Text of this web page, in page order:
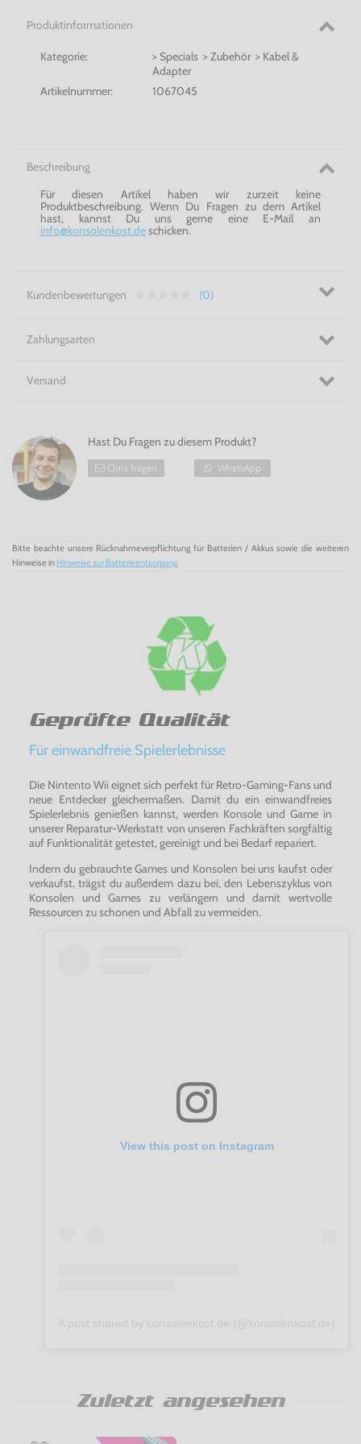
Produktinformationen
Kategorie:
> Specials > Zubehör > Kabel &
Adapter
Artikelnummer:
1067045
Beschreibung
Für diesen Artikel haben wir zurzeit keine
Produktbeschreibung. Wenn Du Fragen zu dem Artikel
hast, kannst Du uns gerne eine E-Mail an
info@konsolenkost.deschicken.
Kundenbewertungen (0)
Zahlungsarten
Versand
Hast Du Fragen zu diesem Produkt?
Chris fragen WhatsApp
Bitte beachte unsere Rücknahmeverpflichtung für Batterien / Akkus sowie die weiteren
Hinweise in Hinweise zur Batterieentsorgung
Geprüfte Qualität
Für einwandfreie Spielerlebnisse
Die Nintento Wii eignet sich perfekt für Retro-Gaming-Fans und
neue Entdecker gleichermaßen. Damit du ein einwandfreies
Spielerlebnis genießen kannst, werden Konsole und Game in
unserer Reparatur-Werkstatt von unseren Fachkräften sorgfältig
auf Funktionalität getestet, gereinigt und bei Bedarf repariert.
Indem du gebrauchte Games und Konsolen bei uns kaufst oder
verkaufst, trägst du außerdem dazu bei, den Lebenszyklus von
Konsolen und Games zu verlängern und damit wertvolle
Ressourcen zu schonen und Abfall zu vermeiden.
View this post on Instagram
Zuletzt angesehen